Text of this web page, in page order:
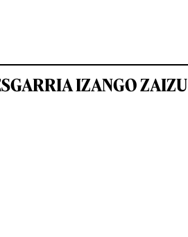
IZANGO ZAIZU